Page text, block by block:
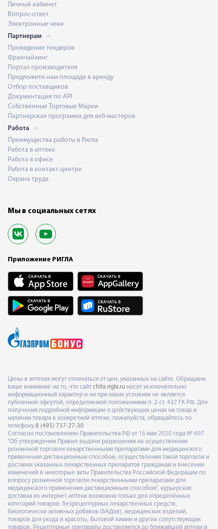
Личный кабинет
Вопрос-ответ
Электронные чеки
Партнерам
Проведение тендеров
Франчайзинг
Портал производителя
Предложите нам площади в аренду
Отбор поставщиков
Документация по API
Собственные Торговые Марки
Партнерская программа для веб-мастеров
Работа
Преимущества работы в Ригла
Работа в аптеке
Работа в офисе
Работа в контакт-центре
Охрана труда
Мы в социальных сетях
Приложение РИГЛА
Цены в аптеках могут отличаться от цен, указанных на сайте. Обращаем
ваше внимание на то, что сайт chita.rigla.ru носит исключительно
информационный характер и ни при каких условиях не является
публичной офертой, определяемой положениями п. 2 ст. 437 ГК РФ. Для
получения подробной информации о действующих ценах на товар и
наличии товара в конкретной аптеке, пожалуйста, обращайтесь по
телефону 8 (495) 737-27-30
Согласно постановлению Правительства РФ от 16 мая 2020 года № 697
"Об утверждении Правил выдачи разрешения на осуществление
розничной торговли лекарственными препаратами для медицинского
применения дистанционным способом, осуществления такой торговли и
доставки указанных лекарственных препаратов гражданам и внесении
изменений в некоторые акты Правительства Российской Федерации по
вопросу розничной торговли лекарственными препаратами для
медицинского применения дистанционным способом", курьерская
доставка из интернет-аптеки возможна только для определённых
категорий товаров: безрецептурных лекарственных средств,
биологически активных добавок (БАДов), медицинских изделий,
товаров для ухода и красоты, бытовой химии и других сопутствующих
товаров. Рецептурные препараты доставляются до ближайшей аптеки и